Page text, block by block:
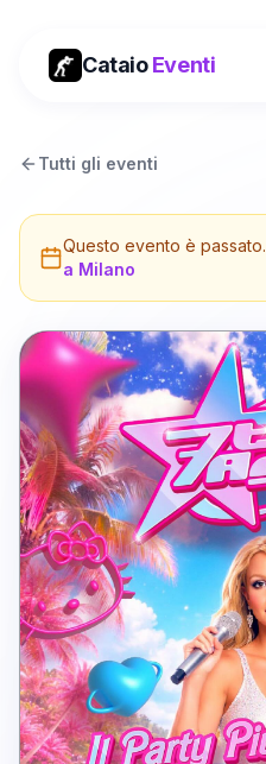
CataioEventi
Tutti gli eventi
Questo evento è passato.
a Milano